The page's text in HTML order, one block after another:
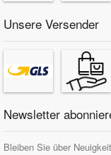
Unsere Versender
Newsletter
Bleiben Sie über